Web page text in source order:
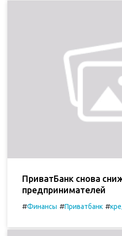
ПриватБанк снова
предпринимателей
#Финансы #Приватбанк #